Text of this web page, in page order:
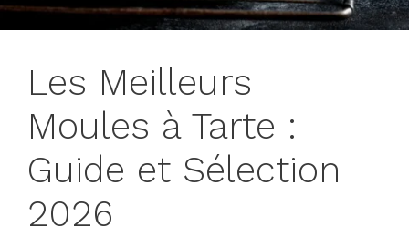
Les Meilleurs
Moules à Tarte :
Guide et Sélection
2026